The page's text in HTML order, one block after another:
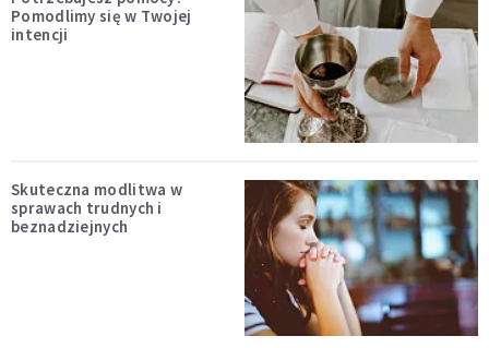
Pomodlimy się w Twojej
intencji
Skuteczna modlitwa w
sprawach trudnych i
beznadziejnych